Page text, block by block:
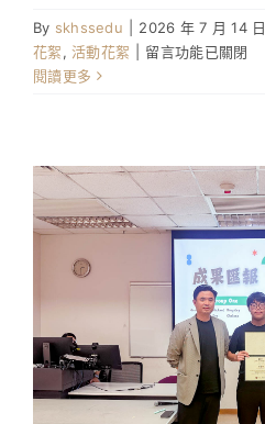
By skhssedu 2026 年 7 月 14 日
花絮,活動花絮
在
會
–
「初
賣」
活
動〉
留言功能已關閉
閱讀更多